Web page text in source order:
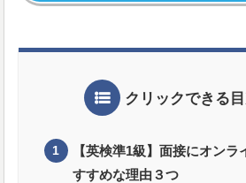
クリックできる
【英検準1級】面接にオンラ
すすめな理由３つ